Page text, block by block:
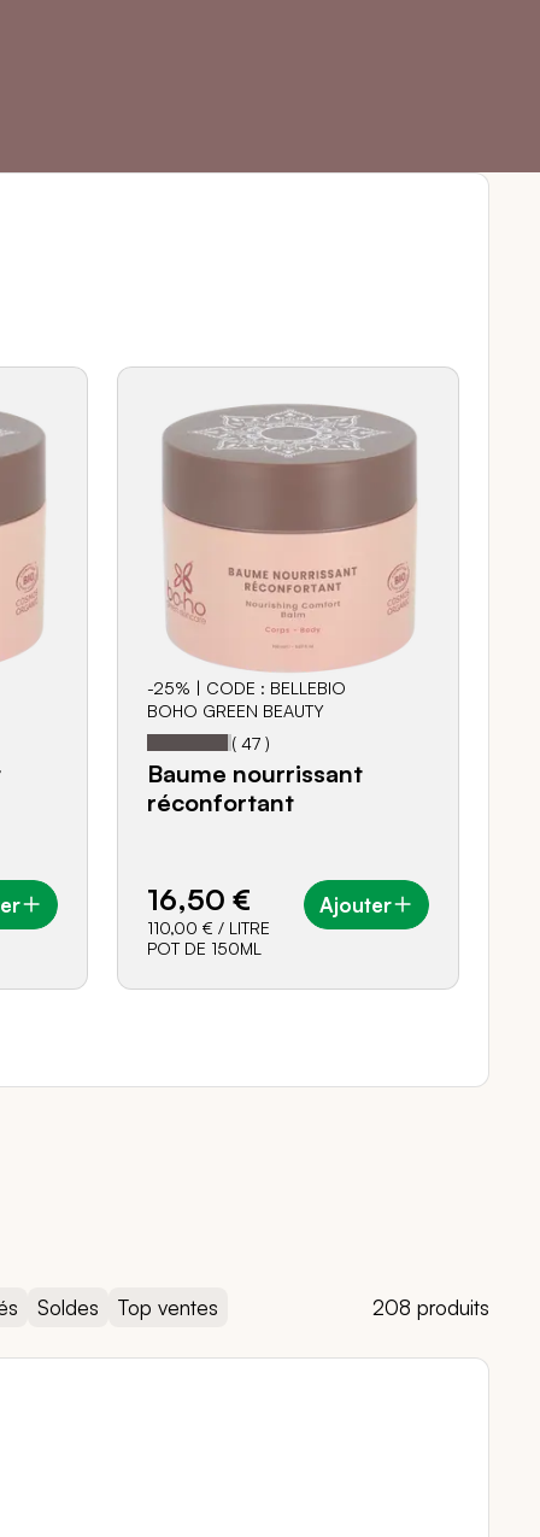
-25% | CODE : BELLEBIO
BOHO GREEN BEAUTY
Notation:96
% of
( 47 )
Baume nourrissant
réconfortant
16,50 €
110,00 € / LITRE
POT DE 150ML
Ajouter
208 produits
Soldes Top ventes